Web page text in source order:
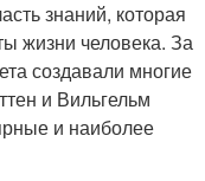
знаний, которая
жизни человека. За
создавали многие
и Вильгельм
и наиболее